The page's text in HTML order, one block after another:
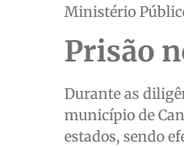
Ministério
Prisão
Durante as
município de
estados, sendo